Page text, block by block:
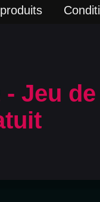
- Jeu de